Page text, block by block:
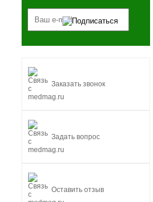
Заказать звонок
Задать вопрос
Оставить отзыв